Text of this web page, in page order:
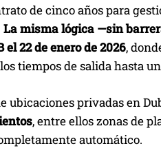
de cinco años para
La misma lógica —sin
22 de enero de 2026,
tiempos de salida hasta
ubicaciones privadas en
, entre ellos zonas de
automático.